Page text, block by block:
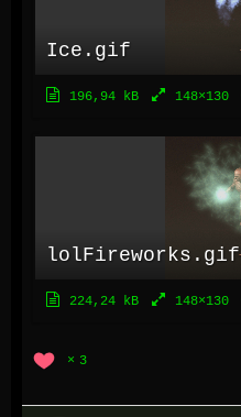
Ice.gif
196,94 kB 148×130
lolFireworks.gif
224,24 kB 148×130
3